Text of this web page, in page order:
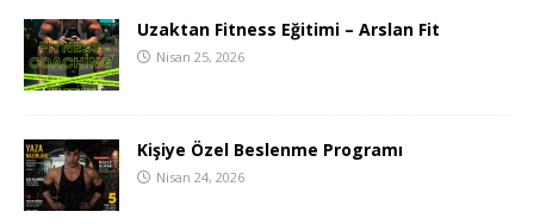
Uzaktan Fitness Eğitimi – Arslan Fit
Nisan 25, 2026
Kişiye Özel Beslenme Programı
Nisan 24, 2026